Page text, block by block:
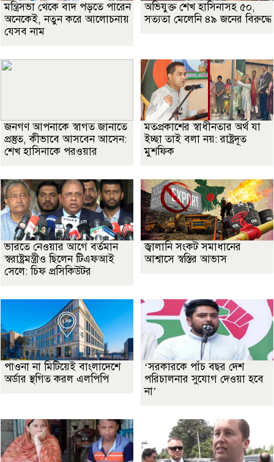
মন্ত্রিসভা থেকে বাদ পড়তে পারেন
অনেকেই, নতুন করে আলোচনায়
যেসব নাম
অভিযুক্ত শেখ হাসিনাসহ ৫০,
সত্যতা মেলেনি ৪৯ জনের বিরুদ্ধে
জনগণ আপনাকে স্বাগত জানাতে
প্রস্তুত, কীভাবে আসবেন আসেন:
শেখ হাসিনাকে পরওয়ার
মতপ্রকাশের স্বাধীনতার অর্থ যা
ইচ্ছা তাই বলা নয়: রাষ্ট্রদূত
মুশফিক
ভারতে নেওয়ার আগে বর্তমান
স্বরাষ্ট্রমন্ত্রীও ছিলেন টিএফআই
সেলে: চিফ প্রসিকিউটর
জ্বালানি সংকট সমাধানের
আশ্বাসে স্বস্তির আভাস
পাওনা না মিটিয়েই বাংলাদেশে
অর্ডার স্থগিত করল এলপিপি
‘সরকারকে পাঁচ বছর দেশ
পরিচালনার সুযোগ দেওয়া হবে
না’